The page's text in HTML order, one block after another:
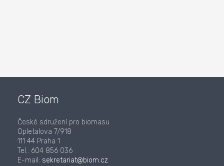
CZ Biom
České sdružení pro biomasu
Opletalova 7/918
111 44 Praha 1
Tel.: 604 856 036
E-mail: sekretariat@biom.cz